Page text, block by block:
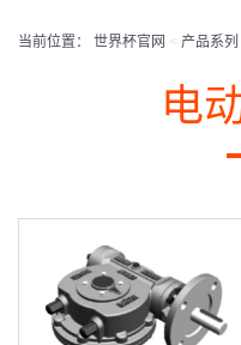
当前位置： 世界杯官网 < 产品系列
电